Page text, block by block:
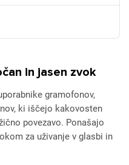
in jasen zvok
gramofonov,
ki iščejo kakovosten
povezavo. Ponašajo
za uživanje v glasbi in